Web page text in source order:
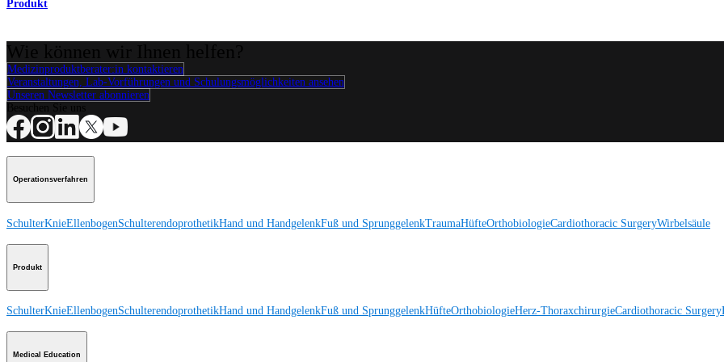
Produkt
Medizinproduktberater:in kontaktieren
Veranstaltungen, Lab-Vorführungen und Schulungsmöglichkeiten ansehen
Unseren Newsletter abonnieren
Operationsverfahren
SchulterKnieEllenbogenSchulterendoprothetikHand und HandgelenkFuß und SprunggelenkTraumaHüfteOrthobiologieCardiothoracic SurgeryWirbelsäule
Produkt
SchulterKnieEllenbogenSchulterendoprothetikHand und HandgelenkFuß und SprunggelenkHüfteOrthobiologieHerz-ThoraxchirurgieCardiothoracic Surgery
Medical Education